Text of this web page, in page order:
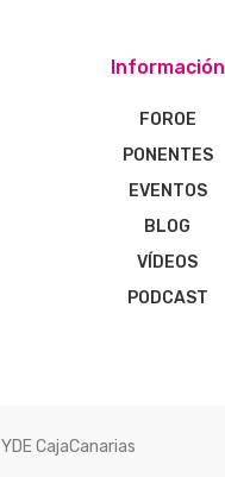
Información
FOROE
PONENTES
EVENTOS
BLOG
VÍDEOS
PODCAST
CajaCanarias